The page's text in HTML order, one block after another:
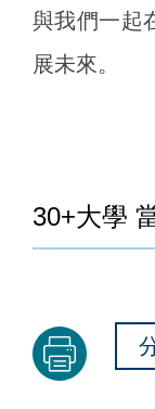
與我們一起
展未來。
30+大學